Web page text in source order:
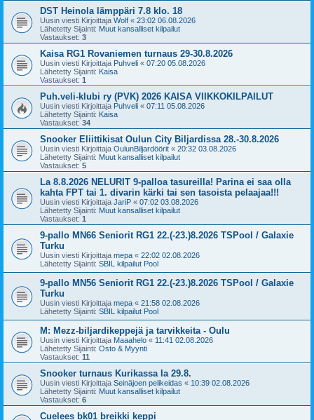
DST Heinola lämppäri 7.8 klo. 18
Uusin viesti Kirjoittaja Wolf « 23:02 06.08.2026
Lähetetty Sijainti: Muut kansalliset kilpailut
Vastaukset: 3
Kaisa RG1 Rovaniemen turnaus 29-30.8.2026
Uusin viesti Kirjoittaja Puhveli « 07:20 05.08.2026
Lähetetty Sijainti: Kaisa
Vastaukset: 1
Puh.veli-klubi ry (PVK) 2026 KAISA VIIKKOKILPAILUT
Uusin viesti Kirjoittaja Puhveli « 07:11 05.08.2026
Lähetetty Sijainti: Kaisa
Vastaukset: 34
Snooker Eliittikisat Oulun City Biljardissa 28.-30.8.2026
Uusin viesti Kirjoittaja OulunBiljardöörit « 20:32 03.08.2026
Lähetetty Sijainti: Muut kansalliset kilpailut
Vastaukset: 5
La 8.8.2026 NELURIT 9-palloa tasureilla! Parina ei saa olla
kahta FPT tai 1. divarin kärki tai sen tasoista pelaajaa!!!
Uusin viesti Kirjoittaja JariP « 07:02 03.08.2026
Lähetetty Sijainti: Muut kansalliset kilpailut
Vastaukset: 1
9-pallo MN66 Seniorit RG1 22.(-23.)8.2026 TSPool / Galaxie
Turku
Uusin viesti Kirjoittaja mepa « 22:02 02.08.2026
Lähetetty Sijainti: SBIL kilpailut Pool
9-pallo MN56 Seniorit RG1 22.(-23.)8.2026 TSPool / Galaxie
Turku
Uusin viesti Kirjoittaja mepa « 21:58 02.08.2026
Lähetetty Sijainti: SBIL kilpailut Pool
M: Mezz-biljardikeppejä ja tarvikkeita - Oulu
Uusin viesti Kirjoittaja Maaahelo « 11:41 02.08.2026
Lähetetty Sijainti: Osto & Myynti
Vastaukset: 11
Snooker turnaus Kurikassa la 29.8.
Uusin viesti Kirjoittaja Seinäjoen pelikeidas « 10:39 02.08.2026
Lähetetty Sijainti: Muut kansalliset kilpailut
Vastaukset: 6
Cuelees bk01 breikki keppi